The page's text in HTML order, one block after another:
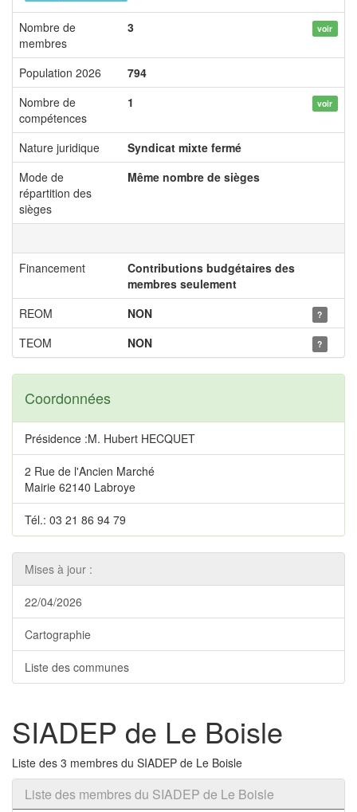
Nombre de
membres
3 voir
Population 2026
794
Nombre de
compétences
1 voir
Nature juridique
Syndicat mixte fermé
Mode de
répartition des
sièges
Même nombre de sièges
Financement
Contributions budgétaires des
membres seulement
REOM
NON ?
TEOM NON ?
Coordonnées
Présidence :M. Hubert HECQUET
2 Rue de l'Ancien Marché
Mairie 62140 Labroye
Tél.: 03 21 86 94 79
Mises à jour :
22/04/2026
Cartographie
Liste des communes
SIADEP de Le Boisle
Liste des 3 membres du SIADEP de Le Boisle
Liste des membres du SIADEP de Le Boisle